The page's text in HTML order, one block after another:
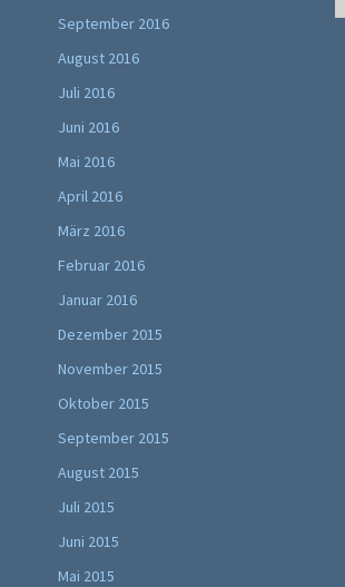
September 2016
August 2016
Juli 2016
Juni 2016
Mai 2016
April 2016
März 2016
Februar 2016
Januar 2016
Dezember 2015
November 2015
Oktober 2015
September 2015
August 2015
Juli 2015
Juni 2015
Mai 2015